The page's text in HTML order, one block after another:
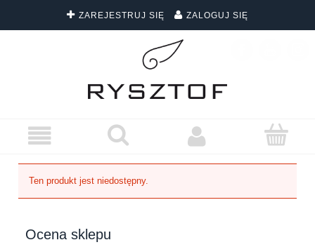
ZAREJESTRUJ SIĘ ZALOGUJ SIĘ
DARMOWA DOSTAWA WSZYSTKICH ZAMÓWIEŃ
Ten produkt jest niedostępny.
Ocena sklepu